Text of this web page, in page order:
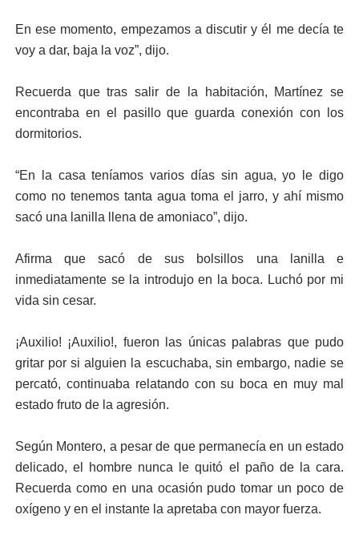
En ese momento, empezamos a discutir y él me decía te
voy a dar, baja la voz”, dijo.
Recuerda que tras salir de la habitación, Martínez se
encontraba en el pasillo que guarda conexión con los
dormitorios.
“En la casa teníamos varios días sin agua, yo le digo
como no tenemos tanta agua toma el jarro, y ahí mismo
sacó una lanilla llena de amoniaco”, dijo.
Afirma que sacó de sus bolsillos una lanilla e
inmediatamente se la introdujo en la boca. Luchó por mi
vida sin cesar.
¡Auxilio! ¡Auxilio!, fueron las únicas palabras que pudo
gritar por si alguien la escuchaba, sin embargo, nadie se
percató, continuaba relatando con su boca en muy mal
estado fruto de la agresión.
Según Montero, a pesar de que permanecía en un estado
delicado, el hombre nunca le quitó el paño de la cara.
Recuerda como en una ocasión pudo tomar un poco de
oxígeno y en el instante la apretaba con mayor fuerza.